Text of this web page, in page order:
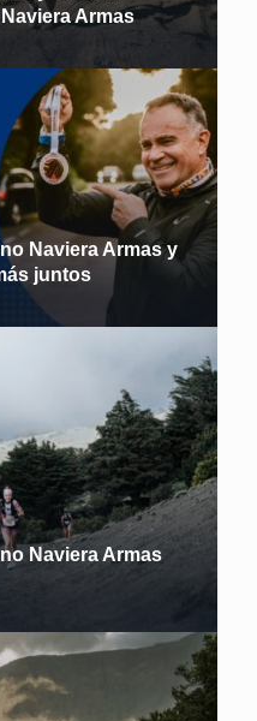
Armas
Naviera Armas y
juntos
Naviera Armas